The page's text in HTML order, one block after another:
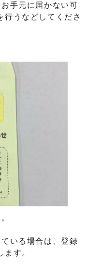
手元に届かない可
行うなどしてくださ
いる場合は、登録
す。